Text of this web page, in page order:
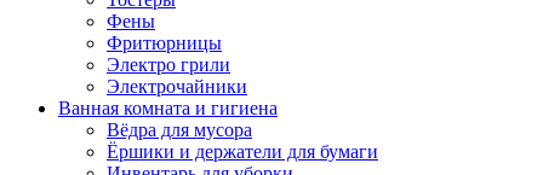
Фены
Фритюрницы
Электро грили
Электрочайники
Ванная комната и гигиена
Вёдра для мусора
Ёршики и держатели для бумаги